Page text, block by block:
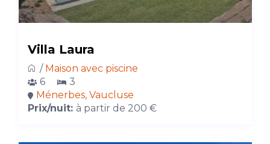
Villa Laura
/ Maison avec piscine
6
3
Ménerbes, Vaucluse
Prix/nuit: à partir de 200 €